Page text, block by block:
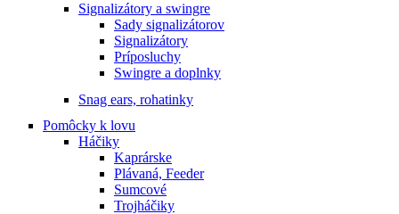
Signalizátory a swingre
Sady signalizátorov
Signalizátory
Príposluchy
Swingre a doplnky
Snag ears, rohatinky
Pomôcky k lovu
Háčiky
Kaprárske
Plávaná, Feeder
Sumcové
Trojháčiky